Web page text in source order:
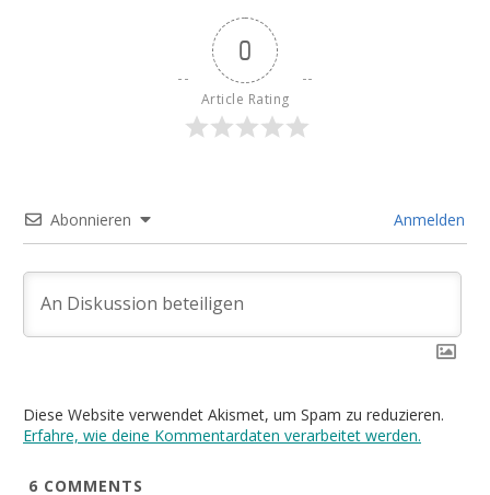
0
Article Rating
Abonnieren Anmelden
Diese Website verwendet Akismet, um Spam zu reduzieren.
Erfahre, wie deine Kommentardaten verarbeitet werden.
6 COMMENTS